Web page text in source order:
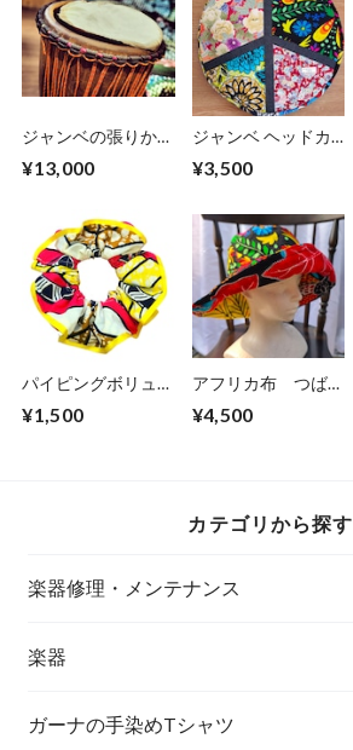
ジャンベの張りか
¥13,000
ジャンベ ヘッドカ
Africa×Japan
¥3,500
パイピングボリュー
¥1,500
アフリカ布 つば広
（サイズ約59cm）
¥4,500
カテゴリから探す
楽器修理・メンテナンス
楽器
アサラト
ガーナの手染めTシャツ